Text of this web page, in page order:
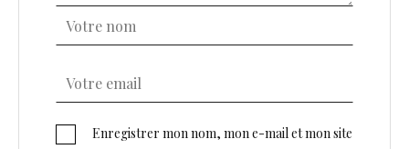
Enregistrer mon nom, mon e-mail et mon site